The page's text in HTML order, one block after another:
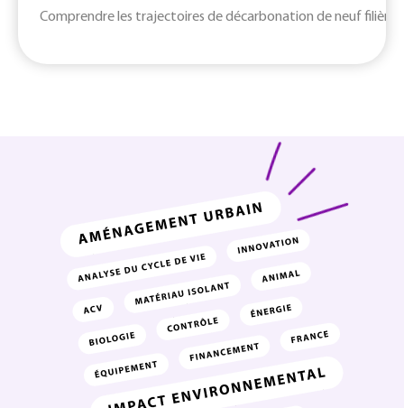
Comprendre les trajectoires de décarbonation de neuf